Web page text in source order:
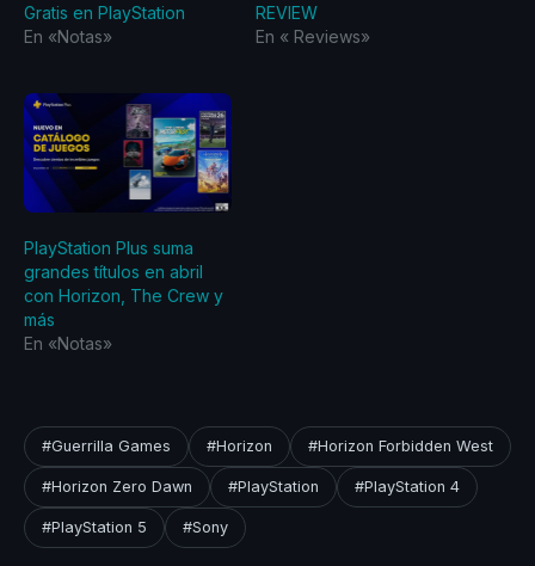
Gratis en PlayStation
En «Notas»
REVIEW
En «‎ Reviews‎»
PlayStation Plus suma
grandes títulos en abril
con Horizon, The Crew y
más
En «Notas»
#Guerrilla Games #Horizon #Horizon Forbidden West
#Horizon Zero Dawn #PlayStation #PlayStation 4
#PlayStation 5 #Sony